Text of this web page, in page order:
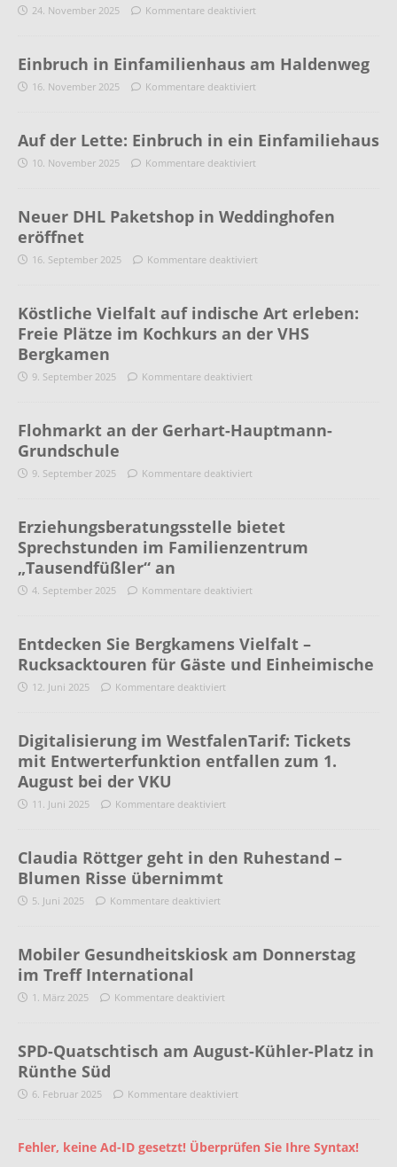
24. November 2025 Kommentare deaktiviert
Einbruch in Einfamilienhaus am Haldenweg
16. November 2025 Kommentare deaktiviert
Auf der Lette: Einbruch in ein Einfamiliehaus
10. November 2025 Kommentare deaktiviert
Neuer DHL Paketshop in Weddinghofen
eröffnet
16. September 2025 Kommentare deaktiviert
Köstliche Vielfalt auf indische Art erleben:
Freie Plätze im Kochkurs an der VHS
Bergkamen
9. September 2025 Kommentare deaktiviert
Flohmarkt an der Gerhart-Hauptmann-
Grundschule
9. September 2025 Kommentare deaktiviert
Erziehungsberatungsstelle bietet
Sprechstunden im Familienzentrum
„Tausendfüßler“ an
4. September 2025 Kommentare deaktiviert
Entdecken Sie Bergkamens Vielfalt –
Rucksacktouren für Gäste und Einheimische
12. Juni 2025 Kommentare deaktiviert
Digitalisierung im WestfalenTarif: Tickets
mit Entwerterfunktion entfallen zum 1.
August bei der VKU
11. Juni 2025 Kommentare deaktiviert
Claudia Röttger geht in den Ruhestand –
Blumen Risse übernimmt
5. Juni 2025 Kommentare deaktiviert
Mobiler Gesundheitskiosk am Donnerstag
im Treff International
1. März 2025 Kommentare deaktiviert
SPD-Quatschtisch am August-Kühler-Platz in
Rünthe Süd
6. Februar 2025 Kommentare deaktiviert
Fehler, keine Ad-ID gesetzt! Überprüfen Sie Ihre Syntax!